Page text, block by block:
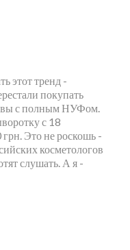
этот тренд -
покупать
с полным НУФом.
с 18
Это не роскошь -
косметологов
слушать. А я -